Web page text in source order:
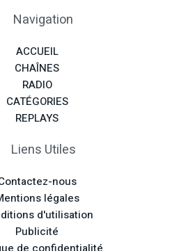
Navigation
ACCUEIL
CHAÎNES
RADIO
CATÉGORIES
REPLAYS
Liens Utiles
nous
légales
d'utilisation
Publicité